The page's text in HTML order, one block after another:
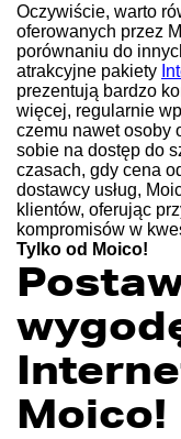
Oczywiście, warto
oferowanych przez
porównaniu do
atrakcyjne pakiety
prezentują bardzo
więcej, regularnie
czemu nawet osoby
sobie na dostęp do
czasach, gdy cena
dostawcy usług,
klientów, oferując
kompromisów w
Tylko od Moico!
Moico!